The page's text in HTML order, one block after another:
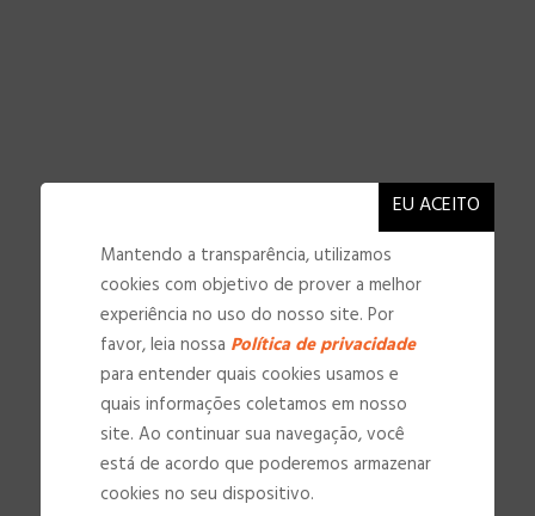
NOSSAS INSTALAÇÕES
Mantendo a transparência, utilizamos
cookies com objetivo de prover a melhor
experiência no uso do nosso site. Por
favor, leia nossa Política de privacidade
para entender quais cookies usamos e
quais informações coletamos em nosso
site. Ao continuar sua navegação, você
está de acordo que poderemos armazenar
cookies no seu dispositivo.